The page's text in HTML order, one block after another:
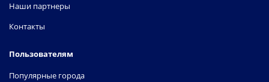
Наши партнеры
Контакты
Пользователям
Популярные города